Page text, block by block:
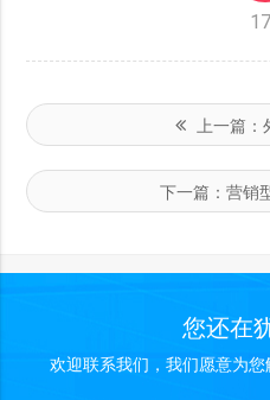
上一篇：
下一篇：营销
您还在
欢迎联系我们，我们愿意为您